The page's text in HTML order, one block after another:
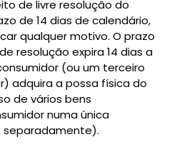
de livre resolução do
de 14 dias de calendário,
qualquer motivo. O prazo
resolução expira 14 dias a
(ou um terceiro
adquira a possa física do
de vários bens
numa única